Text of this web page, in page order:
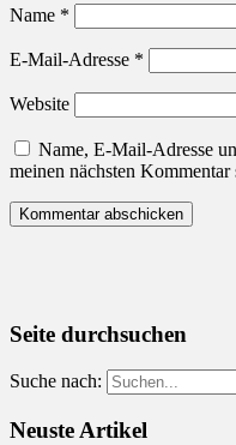
Name *
E-Mail-Adresse *
Website
Name, E-Mail-Adresse
meinen nächsten Kommentar
Seite durchsuchen
Suche nach:
Neuste Artikel